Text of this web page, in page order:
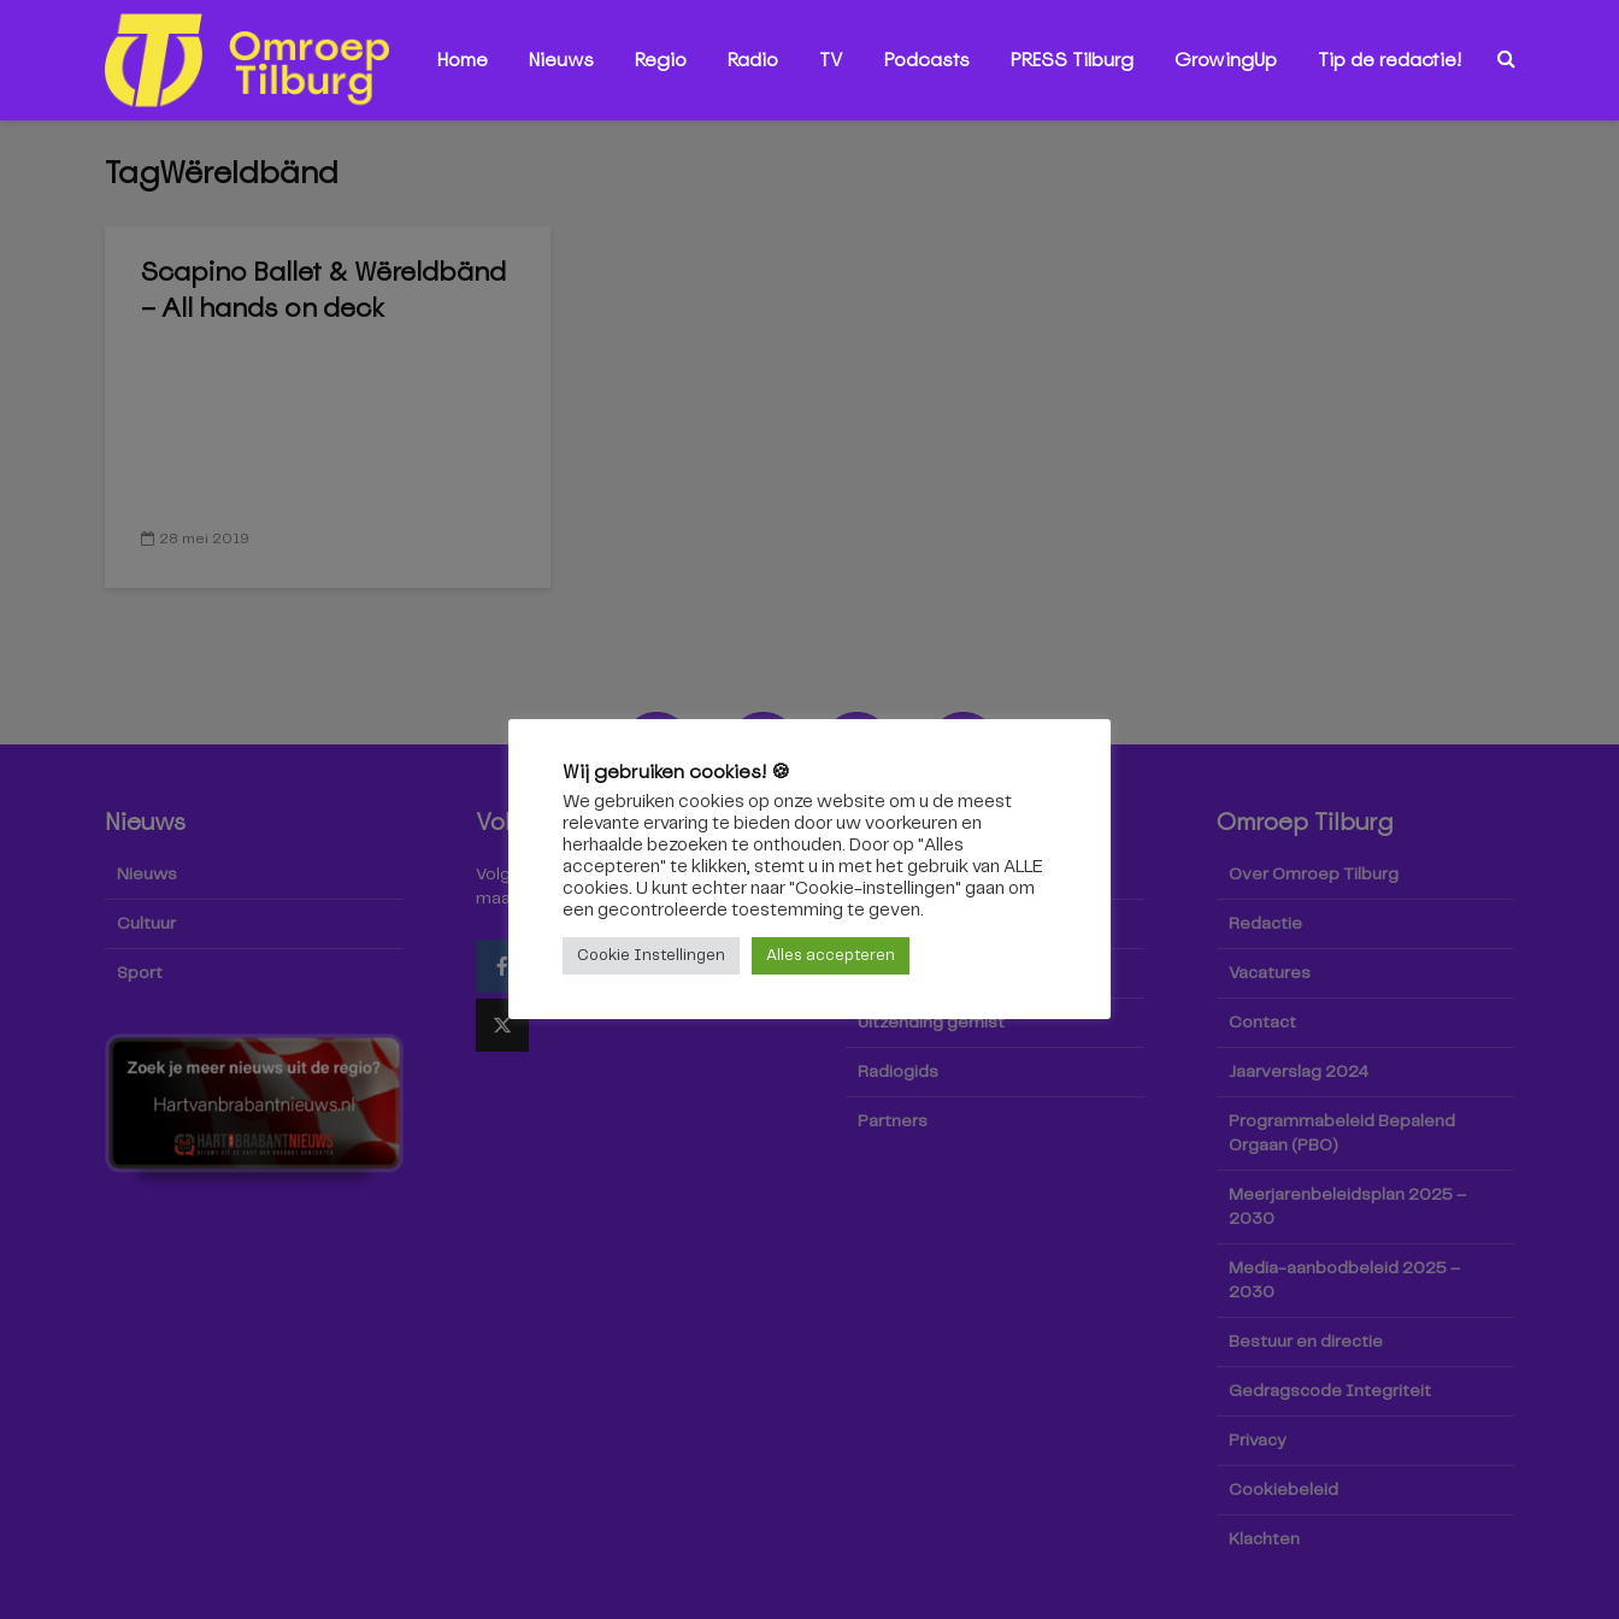
Home Nieuws Regio Radio TV Podcasts PRESS Tilburg GrowingUp Tip de redactie!
TagWëreldbänd
Scapino Ballet & Wëreldbänd
– All hands on deck
28 mei 2019
Nieuws
Nieuws
Cultuur
Sport
Volg ons!
Volg Omroep Tilburg niet alleen hier,
maar ook via social media!
Radio & TV
Kijk tv
Radio
TV-gids
Uitzending gemist
Radiogids
Partners
Omroep Tilburg
Over Omroep Tilburg
Redactie
Vacatures
Contact
Jaarverslag 2024
Programmabeleid Bepalend
Orgaan (PBO)
Meerjarenbeleidsplan 2025 –
2030
Media-aanbodbeleid 2025 –
2030
Bestuur en directie
Gedragscode Integriteit
Privacy
Cookiebeleid
Klachten
Wij gebruiken cookies! 🍪
We gebruiken cookies op onze website om u de meest
relevante ervaring te bieden door uw voorkeuren en
herhaalde bezoeken te onthouden. Door op "Alles
accepteren" te klikken, stemt u in met het gebruik van ALLE
cookies. U kunt echter naar "Cookie-instellingen" gaan om
een ​​gecontroleerde toestemming te geven.
Cookie Instellingen Alles accepteren